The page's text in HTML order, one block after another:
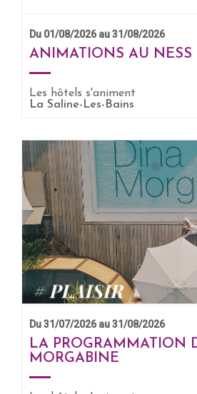
EN SAVOIR +
Du 01/08/2026 au 31/08/2026
ANIMATIONS AU NESS
Les hôtels s'animent
La Saline-Les-Bains
Du 31/07/2026 au 31/08/2026
LA PROGRAMMATION
MORGABINE